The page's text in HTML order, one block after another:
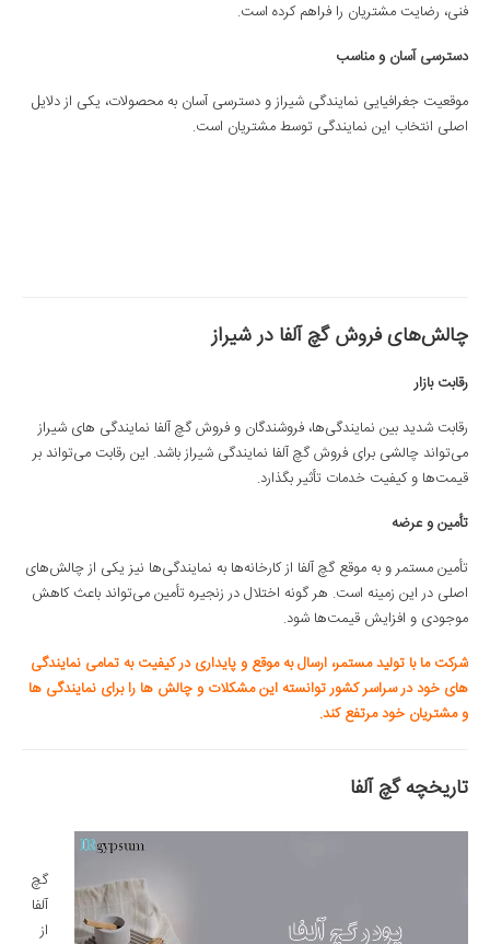
فنی، رضایت مشتریان را فراهم کرده است.
دسترسی آسان و مناسب
موقعیت جغرافیایی نمایندگی شیراز و دسترسی آسان به محصولات، یکی از دلایل
اصلی انتخاب این نمایندگی توسط مشتریان است.
چالش‌های فروش گچ آلفا در شیراز
رقابت بازار
رقابت شدید بین نمایندگی‌ها، فروشندگان و فروش گچ آلفا نمایندگی های شیراز
می‌تواند چالشی برای فروش گچ آلفا نمایندگی شیراز باشد. این رقابت می‌تواند بر
قیمت‌ها و کیفیت خدمات تأثیر بگذارد.
تأمین و عرضه
تأمین مستمر و به موقع گچ آلفا از کارخانه‌ها به نمایندگی‌ها نیز یکی از چالش‌های
اصلی در این زمینه است. هر گونه اختلال در زنجیره تأمین می‌تواند باعث کاهش
موجودی و افزایش قیمت‌ها شود.
شرکت ما با تولید مستمر، ارسال به موقع و پایداری در کیفیت به تمامی نمایندگی
های خود در سراسر کشور توانسته این مشکلات و چالش ها را برای نمایندگی ها
و مشتریان خود مرتفع کند.
تاریخچه گچ آلفا
گچ
آلفا
از